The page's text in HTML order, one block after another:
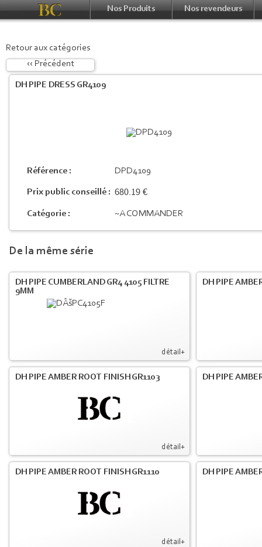
Nos Produits Nos revendeurs
Retour aux catégories
‹‹ Précédent
DH PIPE DRESS GR4109
Référence : DPD4109
Prix public conseillé : 680.19 €
Catégorie : ~A COMMANDER
De la même série
détail+
DH PIPE CUMBERLAND GR4 4105 FILTRE
9MM
DH PIPE
détail+
DH PIPE AMBER ROOT FINISH GR1103 DH PIPE
détail+
DH PIPE AMBER ROOT FINISH GR1110 DH PIPE